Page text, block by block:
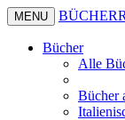
MENU BÜCHER
Bücher
Alle
Bücher